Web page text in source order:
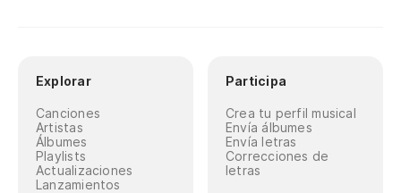
Explorar
Canciones
Artistas
Álbumes
Playlists
Actualizaciones
Lanzamientos
Participa
Crea tu perfil musical
Envía álbumes
Envía letras
Correcciones de
letras